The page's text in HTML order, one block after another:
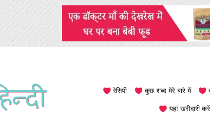
रेसिपी कुछ शब्द मेरे बारे में
यहां खरीदारी करें